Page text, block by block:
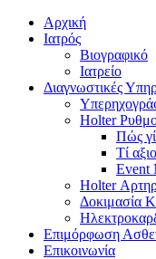
Αρχική
Ιατρός
Βιογραφικό
Ιατρείο
Διαγνωστικές
Holter
Πώς
Τί
Event
Holter
Δοκιμασία
Επιμόρφωση
Επικοινωνία